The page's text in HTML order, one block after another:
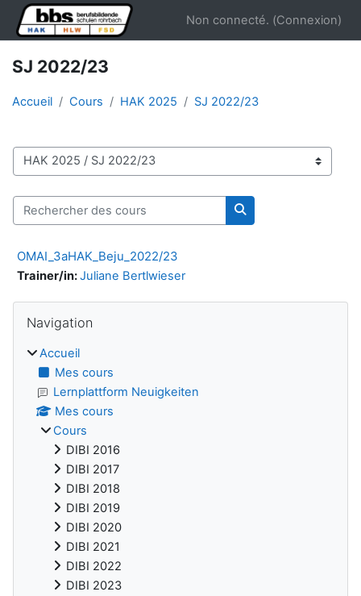
Passer au contenu principal
Non connecté. (Connexion)
SJ 2022/23
Accueil Cours HAK 2025 SJ 2022/23
Catégories de cours
Rechercher des cours
Rechercher des
OMAI_3aHAK_Beju_2022/23
Trainer/in:Juliane Bertlwieser
Blocs
Navigation
Accueil
Mes cours
Lernplattform Neuigkeiten
Mes cours
Cours
DIBI 2016
DIBI 2017
DIBI 2018
DIBI 2019
DIBI 2020
DIBI 2021
DIBI 2022
DIBI 2023